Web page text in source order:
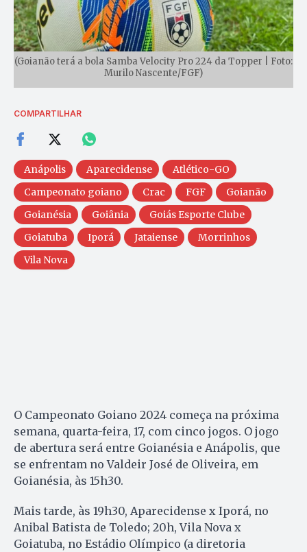
(Goianão terá a bola Samba Velocity Pro 224 da Topper | Foto:
Murilo Nascente/FGF)
COMPARTILHAR
Anápolis Aparecidense
Atlético-GO
Campeonato goiano
Crac FGF
Goianão
Goianésia
Goiânia
Goiás Esporte Clube
Goiatuba
Iporá Jataiense
Morrinhos
Vila Nova
O Campeonato Goiano 2024 começa na próxima
semana, quarta-feira, 17, com cinco jogos. O jogo
de abertura será entre Goianésia e Anápolis, que
se enfrentam no Valdeir José de Oliveira, em
Goianésia, às 15h30.
Mais tarde, às 19h30, Aparecidense x Iporá, no
Anibal Batista de Toledo; 20h, Vila Nova x
Goiatuba, no Estádio Olímpico (a diretoria